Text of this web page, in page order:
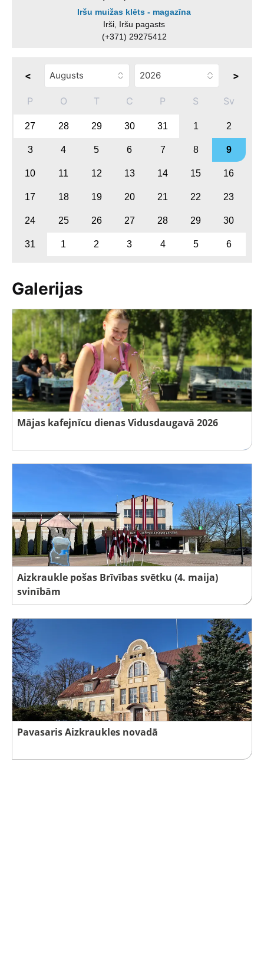
Iršu muižas klēts - magazīna
Irši, Iršu pagasts
(+371) 29275412
< >
P O T C P S Sv
27 28 29 30 31 1 2
3 4 5 6 7 8 9
10 11 12 13 14 15 16
17 18 19 20 21 22 23
24 25 26 27 28 29 30
31 1 2 3 4 5 6
Galerijas
Mājas kafejnīcu dienas Vidusdaugavā 2026
Aizkraukle pošas Brīvības svētku (4. maija)
svinībām
Pavasaris Aizkraukles novadā